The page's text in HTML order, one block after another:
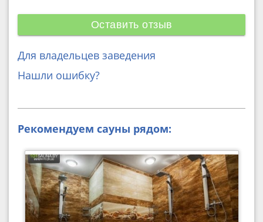
Оставить отзыв
Для владельцев заведения
Нашли ошибку?
Рекомендуем сауны рядом: